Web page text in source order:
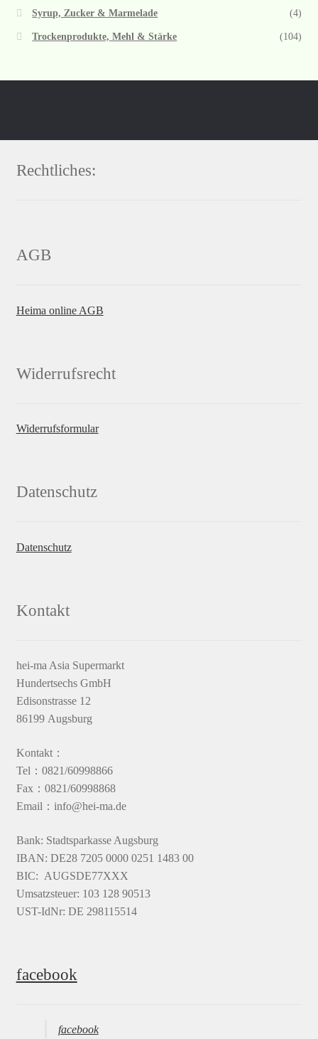
Syrup, Zucker & Marmelade (4)
Trockenprodukte, Mehl & Stärke (104)
Rechtliches:
AGB
Heima online AGB
Widerrufsrecht
Widerrufsformular
Datenschutz
Datenschutz
Kontakt
hei-ma Asia Supermarkt
Hundertsechs GmbH
Edisonstrasse 12
86199 Augsburg
Kontakt：
Tel：0821/60998866
Fax：0821/60998868
Email：info@hei-ma.de
Bank: Stadtsparkasse Augsburg
IBAN: DE28 7205 0000 0251 1483 00
BIC: AUGSDE77XXX
Umsatzsteuer: 103 128 90513
UST-IdNr: DE 298115514
facebook
facebook